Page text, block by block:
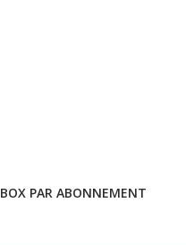
BOX PAR ABONNEMENT